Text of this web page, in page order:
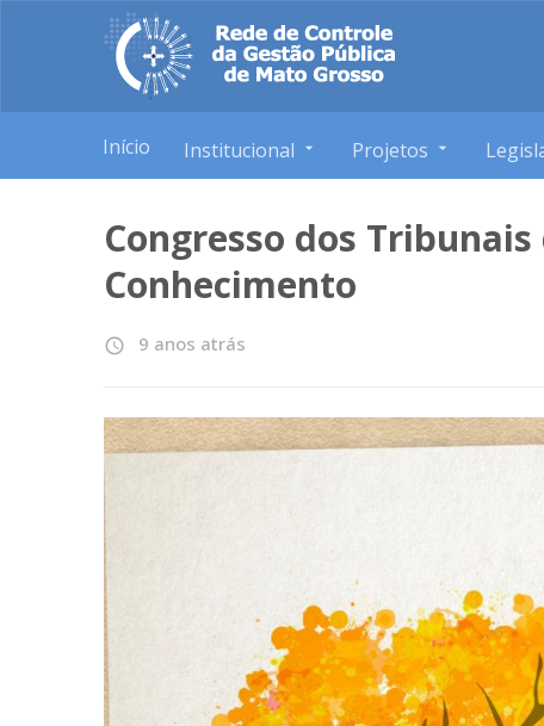
Início Institucional Projetos
Congresso dos
Conhecimento
access_time 9 anos atrás